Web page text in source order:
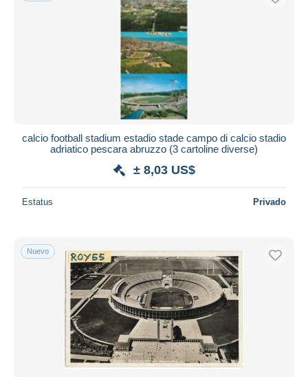
calcio football stadium estadio stade campo di calcio stadio
adriatico pescara abruzzo (3 cartoline diverse)
± 8,03 US$
Estatus Privado
Nuevo